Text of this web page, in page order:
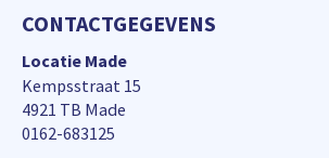
CONTACTGEGEVENS
Locatie Made
Kempsstraat 15
4921 TB Made
0162-683125